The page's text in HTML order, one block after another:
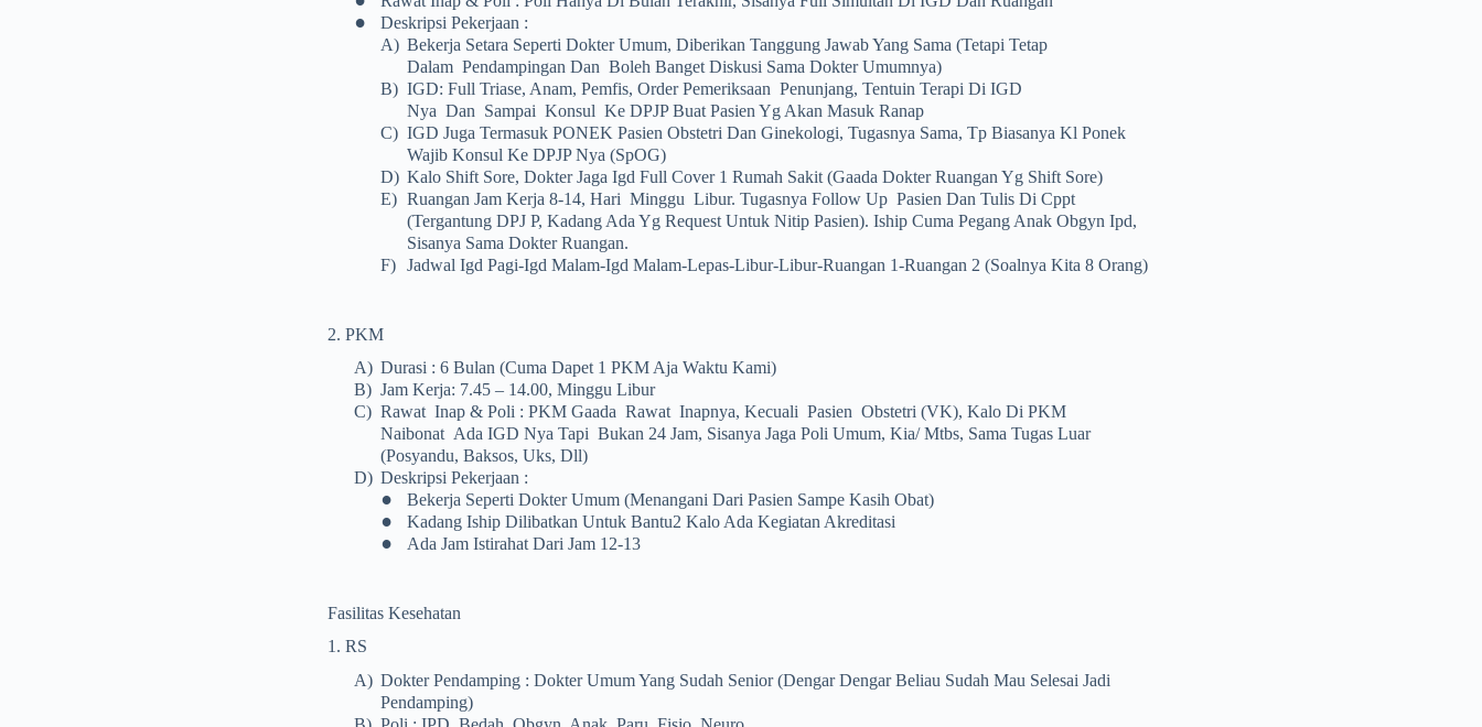
•
Deskripsi Pekerjaan :
A) Bekerja Setara Seperti Dokter Umum, Diberikan Tanggung Jawab Yang Sama (tetapi Tetap
Dalam Pendampingan Dan Boleh Banget Diskusi Sama Dokter Umumnya)
B) IGD: Full Triase, Anam, Pemfis, Order Pemeriksaan Penunjang, Tentuin Terapi Di IGD
Nya Dan Sampai Konsul Ke DPJP Buat Pasien Yg Akan Masuk Ranap
C) IGD Juga Termasuk PONEK Pasien Obstetri Dan Ginekologi, Tugasnya Sama, Tp Biasanya Kl Ponek
Wajib Konsul Ke DPJP Nya (SpOG)
D) Kalo Shift Sore, Dokter Jaga Igd Full Cover 1 Rumah Sakit (gaada Dokter Ruangan Yg Shift Sore)
E) Ruangan Jam Kerja 8-14, Hari Minggu Libur. Tugasnya Follow Up Pasien Dan Tulis Di Cppt
(tergantung DPJ P, Kadang Ada Yg Request Untuk Nitip Pasien). Iship Cuma Pegang Anak Obgyn Ipd,
Sisanya Sama Dokter Ruangan.
F) Jadwal Igd Pagi-Igd Malam-Igd Malam-Lepas-Libur-Libur-Ruangan 1-Ruangan 2 (soalnya Kita 8 Orang)
2. PKM
A) Durasi : 6 Bulan (Cuma Dapet 1 PKM Aja Waktu Kami)
B) Jam Kerja: 7.45 – 14.00, Minggu Libur
C) Rawat Inap & Poli : PKM Gaada Rawat Inapnya, Kecuali Pasien Obstetri (VK), Kalo Di PKM
Naibonat Ada IGD Nya Tapi Bukan 24 Jam, Sisanya Jaga Poli Umum, Kia/ Mtbs, Sama Tugas Luar
(posyandu, Baksos, Uks, Dll)
D) Deskripsi Pekerjaan :
• Bekerja Seperti Dokter Umum (menangani Dari Pasien Sampe Kasih Obat)
• Kadang Iship Dilibatkan Untuk Bantu2 Kalo Ada Kegiatan Akreditasi
• Ada Jam Istirahat Dari Jam 12-13
Fasilitas Kesehatan
1. RS
A) Dokter Pendamping : Dokter Umum Yang Sudah Senior (dengar Dengar Beliau Sudah Mau Selesai Jadi
Pendamping)